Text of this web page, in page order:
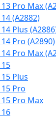
Pro Max
(A2882)
Plus
Pro (A2890)
Pro Max
Plus
Pro
Pro Max